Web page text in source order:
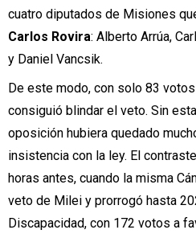
cuatro diputados de Misiones
Carlos Rovira: Alberto Arrúa,
y Daniel Vancsik.
De este modo, con solo 83
consiguió blindar el veto. Sin
oposición hubiera quedado
insistencia con la ley. El
horas antes, cuando la misma
veto de Milei y prorrogó hasta
Discapacidad, con 172 votos a